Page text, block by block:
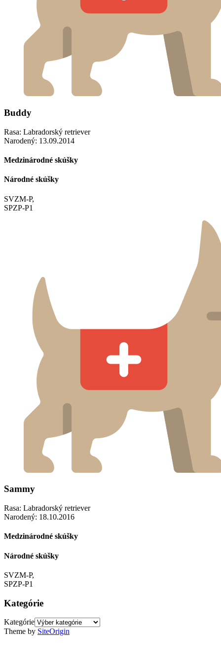
Buddy
Rasa: Labradorský retriever
Narodený: 13.09.2014
Medzinárodné skúšky
Národné skúšky
SVZM-P,
SPZP-P1
Sammy
Rasa: Labradorský retriever
Narodený: 18.10.2016
Medzinárodné skúšky
Národné skúšky
SVZM-P,
SPZP-P1
Kategórie
Kategórie
Theme by SiteOrigin